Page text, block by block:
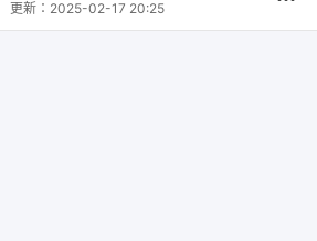
更新： 2025-02-17 20:25